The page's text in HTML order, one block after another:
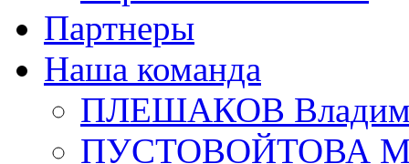
Партнеры
Наша команда
ПЛЕШАКОВ
ПУСТОВОЙТОВА